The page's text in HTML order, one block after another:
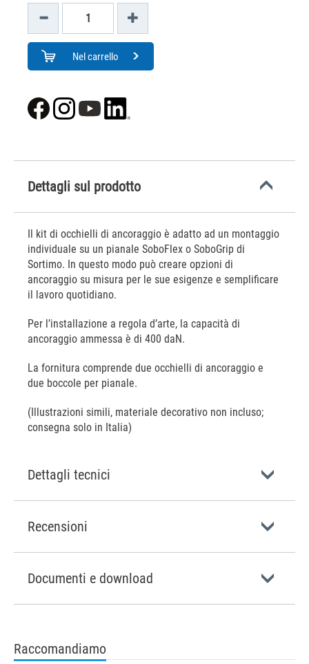
Nel carrello
Dettagli sul prodotto
Il kit di occhielli di ancoraggio è adatto ad un montaggio
individuale su un pianale SoboFlex o SoboGrip di
Sortimo. In questo modo può creare opzioni di
ancoraggio su misura per le sue esigenze e semplificare
il lavoro quotidiano.
Per l’installazione a regola d’arte, la capacità di
ancoraggio ammessa è di 400 daN.
La fornitura comprende due occhielli di ancoraggio e
due boccole per pianale.
(Illustrazioni simili, materiale decorativo non incluso;
consegna solo in Italia)
Dettagli tecnici
Recensioni
Documenti e download
Raccomandiamo